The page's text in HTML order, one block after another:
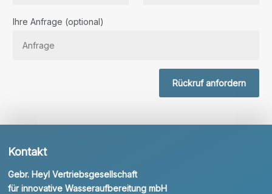
Ihre Anfrage (optional)
Rückruf anfordern
Kontakt
Gebr. Heyl Vertriebsgesellschaft
für innovative Wasseraufbereitung mbH